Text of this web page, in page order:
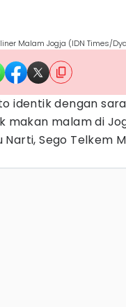
Malam Jogja (IDN Times/
identik dengan
makan malam di
Narti, Sego Telkem